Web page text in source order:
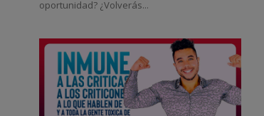
oportunidad? ¿Volverás...